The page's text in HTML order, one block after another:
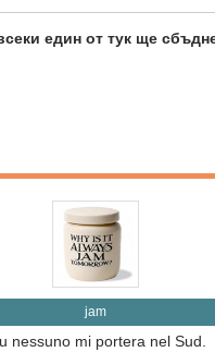
един от тук ще
jam
nessuno mi portera nel Sud.